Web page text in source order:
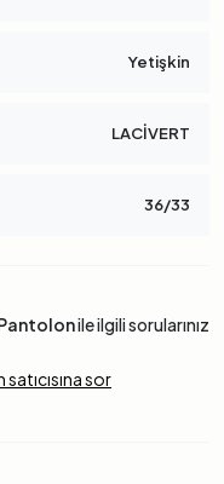
Yetişkin
LACİVERT
36/33
ile ilgili sorularınız
sor